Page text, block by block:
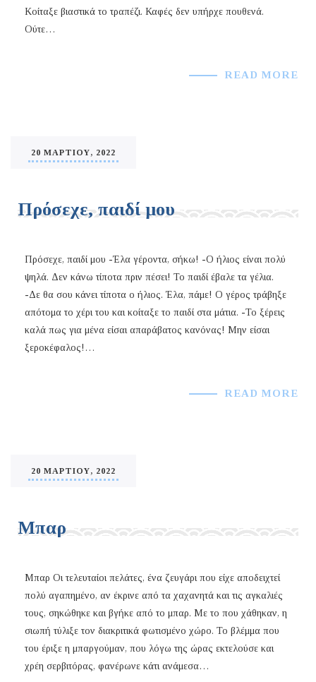
Κοίταξε βιαστικά το τραπέζι. Καφές δεν υπήρχε πουθενά.
Ούτε…
READ MORE
20 ΜΑΡΤΊΟΥ, 2022
Πρόσεχε, παιδί μου
Πρόσεχε, παιδί μου -Έλα γέροντα, σήκω! -Ο ήλιος είναι πολύ
ψηλά. Δεν κάνω τίποτα πριν πέσει! Το παιδί έβαλε τα γέλια.
-Δε θα σου κάνει τίποτα ο ήλιος. Έλα, πάμε! Ο γέρος τράβηξε
απότομα το χέρι του και κοίταξε το παιδί στα μάτια. -Το ξέρεις
καλά πως για μένα είσαι απαράβατος κανόνας! Μην είσαι
ξεροκέφαλος!…
READ MORE
20 ΜΑΡΤΊΟΥ, 2022
Μπαρ
Μπαρ Οι τελευταίοι πελάτες, ένα ζευγάρι που είχε αποδειχτεί
πολύ αγαπημένο, αν έκρινε από τα χαχανητά και τις αγκαλιές
τους, σηκώθηκε και βγήκε από το μπαρ. Με το που χάθηκαν, η
σιωπή τύλιξε τον διακριτικά φωτισμένο χώρο. Το βλέμμα που
του έριξε η μπαργούμαν, που λόγω της ώρας εκτελούσε και
χρέη σερβιτόρας, φανέρωνε κάτι ανάμεσα…